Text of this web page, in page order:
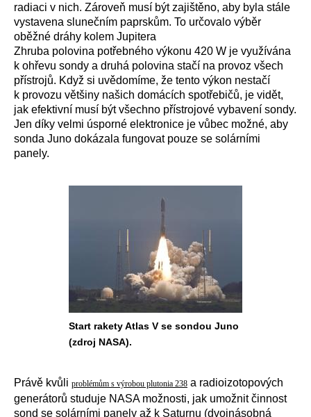
radiaci v nich. Zároveň musí být zajištěno, aby byla stále
vystavena slunečním paprskům. To určovalo výběr
oběžné dráhy kolem Jupitera
Zhruba polovina potřebného výkonu 420 W je využívána
k ohřevu sondy a druhá polovina stačí na provoz všech
přístrojů. Když si uvědomíme, že tento výkon nestačí
k provozu většiny našich domácích spotřebičů, je vidět,
jak efektivní musí být všechno přístrojové vybavení sondy.
Jen díky velmi úsporné elektronice je vůbec možné, aby
sonda Juno dokázala fungovat pouze se solárními
panely.
Start rakety Atlas V se sondou Juno
(zdroj NASA).
Právě kvůli problémům s výrobou plutonia 238 a radioizotopových
generátorů studuje NASA možnosti, jak umožnit činnost
sond se solárními panely až k Saturnu (dvojnásobná